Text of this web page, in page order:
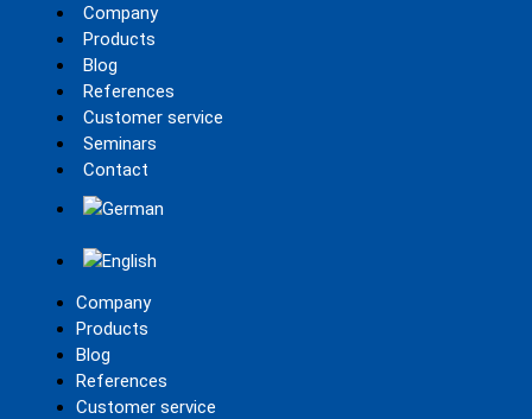
Company
Products
Blog
References
Customer service
Seminars
Contact
Company
Products
Blog
References
Customer service